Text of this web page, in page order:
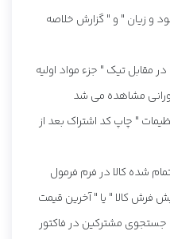
و زیان " و " گزارش خلاصه
مقابل تیک " جزء مواد اولیه
مشاهده می شد
" چاپ کد اشتراک بعد از
شده کالا در فرم فرمول
فرش کالا " یا " آخرین قیمت
جستجوی مشترکین در فاکتور